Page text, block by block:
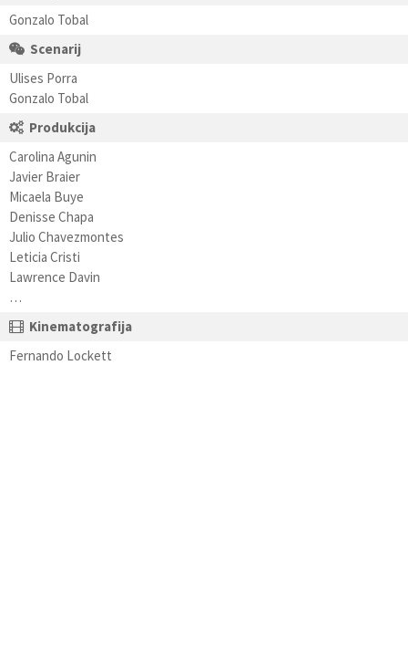
Gonzalo Tobal
Scenarij
Ulises Porra
Gonzalo Tobal
Produkcija
Carolina Agunin
Javier Braier
Micaela Buye
Denisse Chapa
Julio Chavezmontes
Leticia Cristi
Lawrence Davin
…
Kinematografija
Fernando Lockett